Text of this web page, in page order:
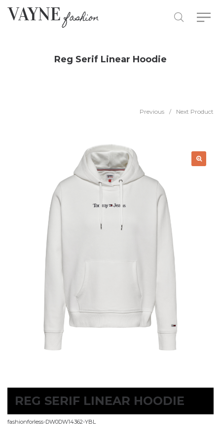
Reg Serif Linear Hoodie
Previous / Next Product
REG SERIF LINEAR HOODIE
fashionforless-DW0DW14362-YBL